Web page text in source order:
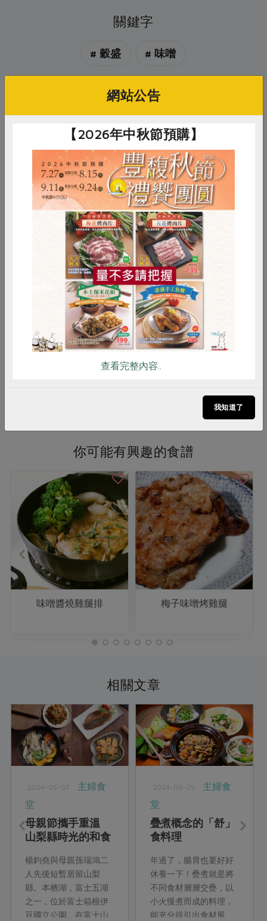
關鍵字
# 穀盛 # 味噌
你可能有興趣的產品
穀盛股份有限公司
$250
穀盛股份有限公司
糯米酢
600毫升
全素 常溫
$55
你可能有興趣的食譜
味噌醬燒雞腿排 梅子味噌烤雞腿
相關文章
2024-05-07
主婦食
堂
母親節攜手重溫
山梨縣時光的和食
楊鈞堯與母親孫瑞鴻二
人先後短暫居留山梨
縣。本栖湖，富士五湖
之一，位於富士箱根伊
豆國立公園。在富士山
2024-03-05
主婦食
堂
疊煮概念的「舒」
食料理
年過了，腸胃也要好好
休養一下！疊煮就是將
不同食材層層交疊，以
小火慢煮而成的料理，
能充分提引出食材風
RPET 食譜 減硝酸鹽
雞蛋 食安 共同購買
網站公告
【2026年中秋節預購】
查看完整內容..
我知道了